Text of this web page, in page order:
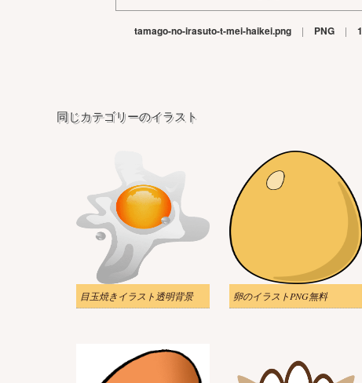
tamago-no-irasuto-t-mei-haikei.png | PNG |
同じカテゴリーのイラスト
目玉焼きイラスト透明背景 卵のイラストPNG無料